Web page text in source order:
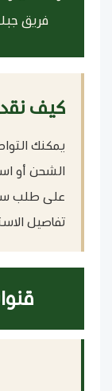
فريق
كيف
يمكنك
الشحن أو
على طلب
تفاصيل